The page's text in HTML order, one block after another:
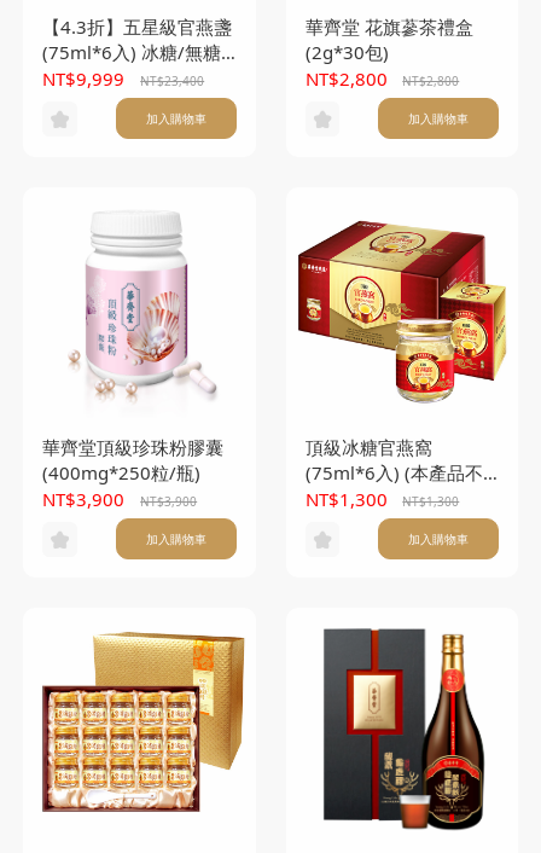
【4.3折】五星級官燕盞
(75ml*6入) 冰糖/無糖
任選10盒(本產品不附提
NT$9,999 NT$23,400
加入購物車
華齊堂 花旗蔘茶禮盒
(2g*30包)
NT$2,800
NT$2,800
加入購物車
華齊堂頂級珍珠粉膠囊
(400mg*250粒/瓶)
NT$3,900
NT$3,900
加入購物車
頂級冰糖官燕窩
(75ml*6入) (本產品不
另附提袋)
NT$1,300 NT$1,300
加入購物車